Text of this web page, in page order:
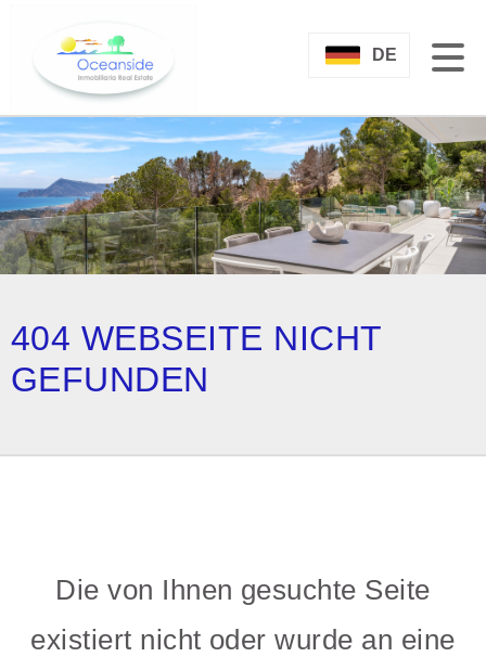
DE
404 WEBSEITE NICHT
GEFUNDEN
Die von Ihnen gesuchte Seite
existiert nicht oder wurde an eine